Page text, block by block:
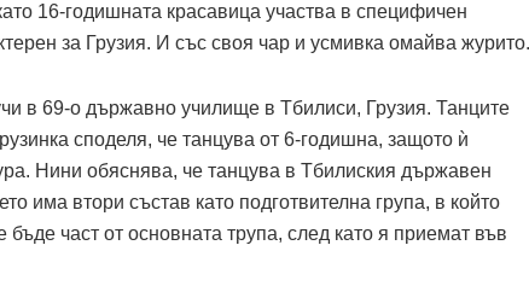
16-годишната красавица участва в специфичен
за Грузия. И със своя чар и усмивка омайва журито.
в 69-o държавно училище в Тбилиси, Грузия. Танците
споделя, че танцува от 6-годишна, защото ѝ
Нини обяснява, че танцува в Тбилиския държавен
има втори състав като подготвителна група, в който
част от основната трупа, след като я приемат във